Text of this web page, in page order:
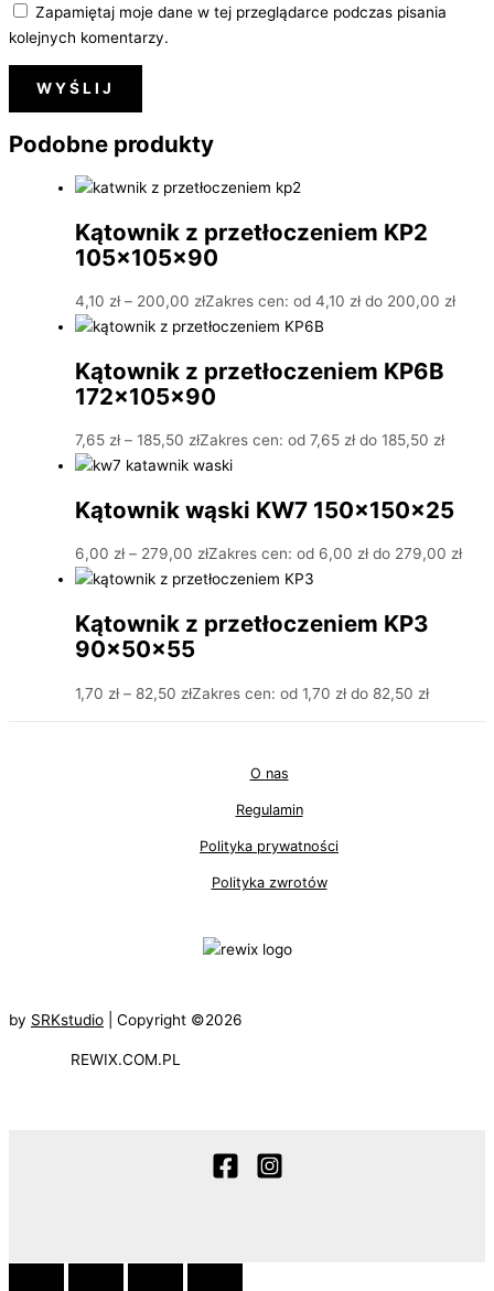
Zapamiętaj moje dane w tej przeglądarce podczas pisania
kolejnych komentarzy.
Podobne produkty
Kątownik z przetłoczeniem KP2
105x105x90
4,10 zł – 200,00 złZakres cen: od 4,10 zł do 200,00 zł
Kątownik z przetłoczeniem KP6B
172x105x90
7,65 zł – 185,50 złZakres cen: od 7,65 zł do 185,50 zł
Kątownik wąski KW7 150x150x25
6,00 zł – 279,00 złZakres cen: od 6,00 zł do 279,00 zł
Kątownik z przetłoczeniem KP3
90x50x55
1,70 zł – 82,50 złZakres cen: od 1,70 zł do 82,50 zł
O nas
Regulamin
Polityka prywatności
Polityka zwrotów
by SRKstudio | Copyright ©2026
REWIX.COM.PL